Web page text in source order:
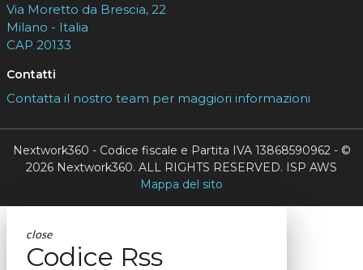
Via Moretto da Brescia, 22
Milano - Italia
CAP 20133
Contatti
Contatta il nostro team per maggiori informazioni
Nextwork360 - Codice fiscale e Partita IVA 13868590962 - ©
2026 Nextwork360. ALL RIGHTS RESERVED. ISP AWS
Mappa del sito
close
Codice Rss